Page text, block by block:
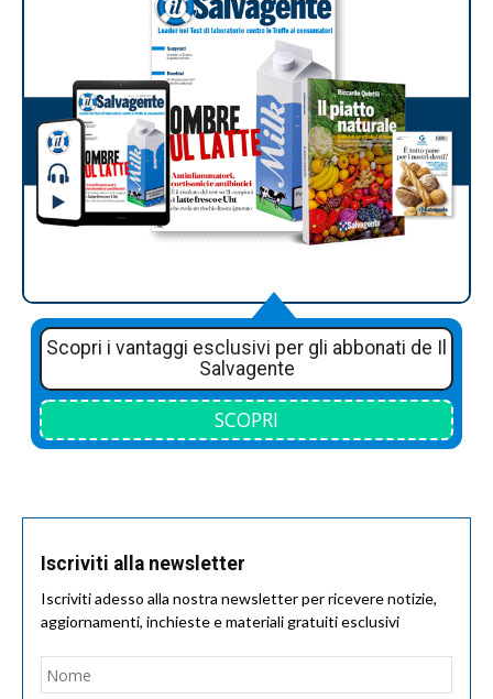
Scopri i vantaggi esclusivi per gli abbonati de Il
Salvagente
SCOPRI
Iscriviti alla newsletter
Iscriviti adesso alla nostra newsletter per ricevere notizie,
aggiornamenti, inchieste e materiali gratuiti esclusivi
Nome